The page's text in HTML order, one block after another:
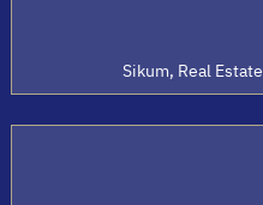
Sikum, Real Estate